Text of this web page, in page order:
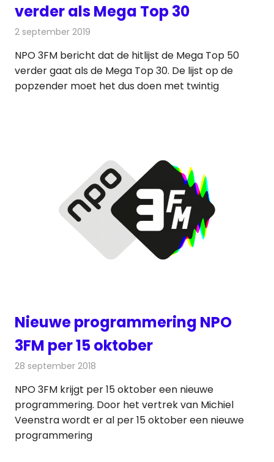
verder als Mega Top 30
2 september 2019
NPO 3FM bericht dat de hitlijst de Mega Top 50
verder gaat als de Mega Top 30. De lijst op de
popzender moet het dus doen met twintig
Nieuwe programmering NPO
3FM per 15 oktober
28 september 2018
NPO 3FM krijgt per 15 oktober een nieuwe
programmering. Door het vertrek van Michiel
Veenstra wordt er al per 15 oktober een nieuwe
programmering